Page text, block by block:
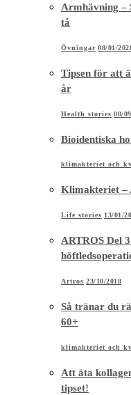
Armhävning –
tå
Övningar 08/01/
Tipsen för att
år
Health stories 08/
Bioidentiska
klimakteriet och
Klimakteriet –
Life stories 13/01/
ARTROS Del
Artros 23/10/2018
Så tränar du
60+
klimakteriet och
Att äta
tipset!